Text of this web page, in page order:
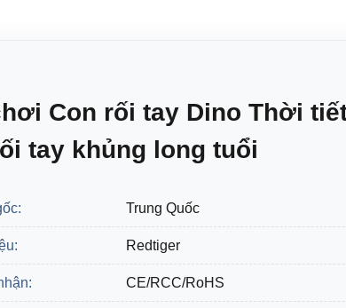
Con rối tay Dino Thời
tay khủng long tuổi
Trung Quốc
Redtiger
CE/RCC/RoHS